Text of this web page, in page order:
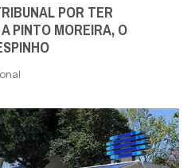
POR TER
PINTO MOREIRA, O